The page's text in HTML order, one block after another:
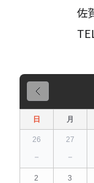
佐賀県佐
TEL：
日 月
26
－
27
－
2 3